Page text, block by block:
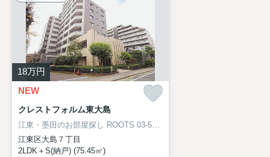
18万円
NEW
クレストフォルム東大島
江東・墨田のお部屋探し ROOTS 03-5638-8866
江東区大島７丁目
2LDK＋S(納戸) (75.45㎡)